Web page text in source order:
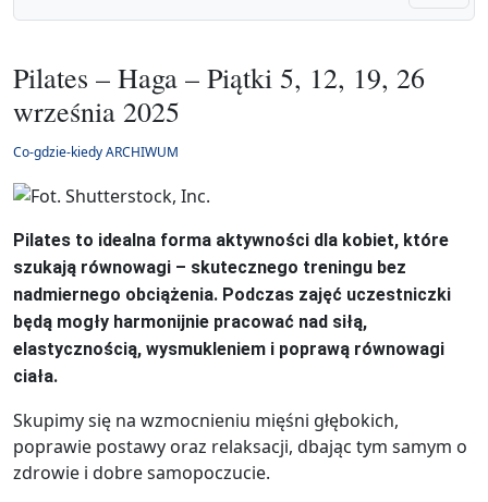
Pilates – Haga – Piątki 5, 12, 19, 26
września 2025
Co-gdzie-kiedy ARCHIWUM
Pilates to idealna forma aktywności dla kobiet, które
szukają równowagi – skutecznego treningu bez
nadmiernego obciążenia. Podczas zajęć uczestniczki
będą mogły harmonijnie pracować nad siłą,
elastycznością, wysmukleniem i poprawą równowagi
ciała.
Skupimy się na wzmocnieniu mięśni głębokich,
poprawie postawy oraz relaksacji, dbając tym samym o
zdrowie i dobre samopoczucie.